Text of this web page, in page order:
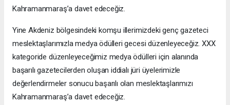
Kahramanmaraş’a davet edeceğiz.
Yine Akdeniz bölgesindeki komşu illerimizdeki genç gazeteci
meslektaşlarımızla medya ödülleri gecesi düzenleyeceğiz. XXX
kategoride düzenleyeceğimiz medya ödülleri için alanında
başarılı gazetecilerden oluşan iddialı jüri üyelerimizle
değerlendirmeler sonucu başarılı olan meslektaşlarımızı
Kahramanmaraş’a davet edeceğiz.